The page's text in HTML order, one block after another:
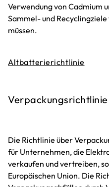
Verwendung von Cadmium
Sammel- und
müssen.
Altbatterierichtlinie
Verpackungsrichtlinie
Die Richtlinie über
für Unternehmen, die
verkaufen und vertreiben,
Europäischen Union. Die